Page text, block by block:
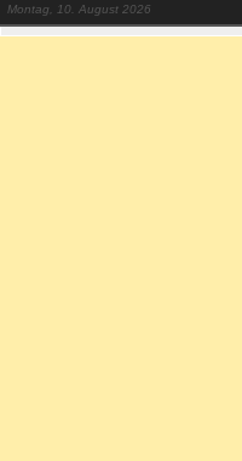
Montag, 10. August 2026